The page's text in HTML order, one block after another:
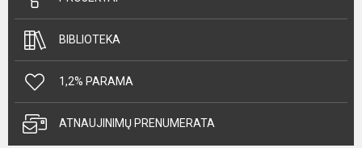
BIBLIOTEKA
1,2% PARAMA
ATNAUJINIMŲ PRENUMERATA